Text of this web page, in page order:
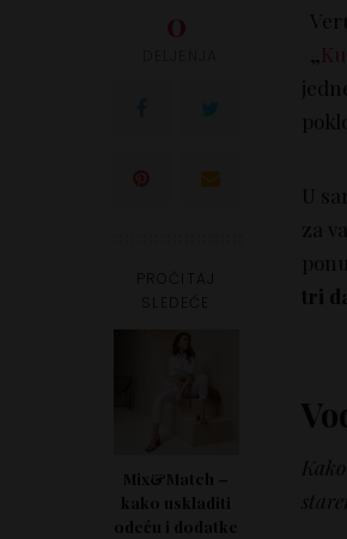
0
PROČITAJ
Mix&Match –
kako uskladiti
odeću i dodatke
„
U
za
tri